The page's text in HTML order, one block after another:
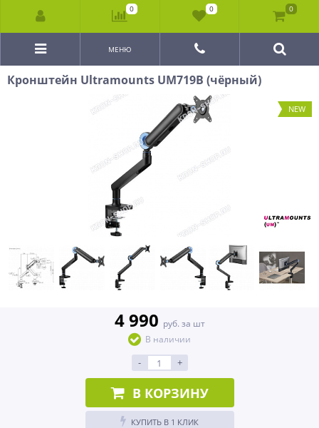
МЕНЮ
Кронштейн Ultramounts UM719B (чёрный)
NEW
4 990 руб. за шт
В наличии
- +
В КОРЗИНУ
КУПИТЬ В 1 КЛИК
0 0 0